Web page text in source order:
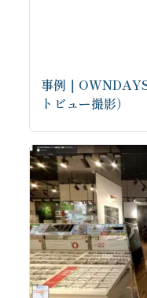
事例｜
トビュー撮影）